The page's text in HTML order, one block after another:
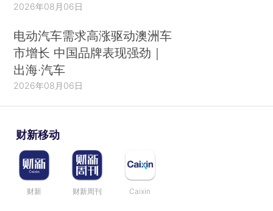
2026年08月06日
电动汽车需求高涨驱动澳洲车
市增长 中国品牌表现强劲｜
出海·汽车
2026年08月06日
财新移动
财新 财新周刊 Caixin